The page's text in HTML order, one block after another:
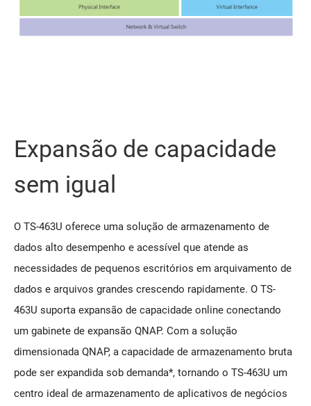
Expansão de capacidade
sem igual
O TS-463U oferece uma solução de armazenamento de
dados alto desempenho e acessível que atende as
necessidades de pequenos escritórios em arquivamento de
dados e arquivos grandes crescendo rapidamente. O TS-
463U suporta expansão de capacidade online conectando
um gabinete de expansão QNAP. Com a solução
dimensionada QNAP, a capacidade de armazenamento bruta
pode ser expandida sob demanda*, tornando o TS-463U um
centro ideal de armazenamento de aplicativos de negócios